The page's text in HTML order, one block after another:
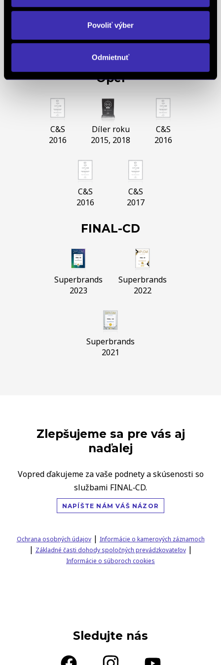
Povoliť výber
Odmietnuť
Barcelona Slovensko
Opel
C&S
2016
Díler roku
2015, 2018
C&S
2016
C&S
2016
C&S
2017
FINAL-CD
Superbrands
2023
Superbrands
2022
Superbrands
2021
Zlepšujeme sa pre vás aj
naďalej
Vopred ďakujeme za vaše podnety a skúsenosti so
službami FINAL‑CD.
NAPÍŠTE NÁM VÁŠ NÁZOR
Ochrana osobných údajov| Informácie o kamerových záznamoch
| Základné časti dohody spoločných prevádzkovateľov|
Informácie o súboroch cookies
Sledujte nás